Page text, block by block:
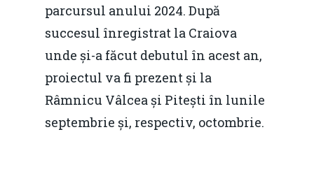
parcursul anului 2024. După
succesul înregistrat la Craiova
unde și-a făcut debutul în acest an,
proiectul va fi prezent și la
Râmnicu Vâlcea și Pitești în lunile
septembrie și, respectiv, octombrie.